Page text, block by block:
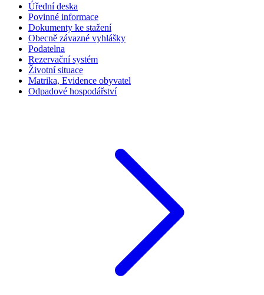
Úřední deska
Povinné informace
Dokumenty ke stažení
Obecně závazné vyhlášky
Podatelna
Rezervační systém
Životní situace
Matrika, Evidence obyvatel
Odpadové hospodářství